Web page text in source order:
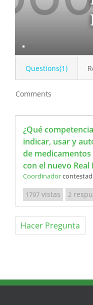
Questions(1)
Comments
¿Qué
indicar, usar y
de
con el nuevo Real
Coordinador
1797 vistas 2
Hacer Pregunta